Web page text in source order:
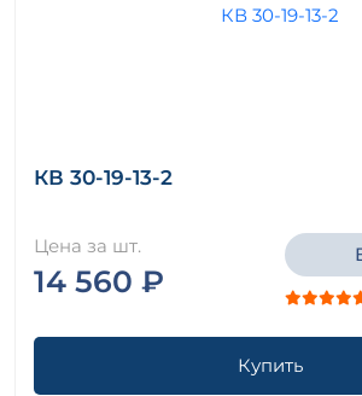
КВ 30-19-13-2
Цена за шт.
14 560 ₽
Купить